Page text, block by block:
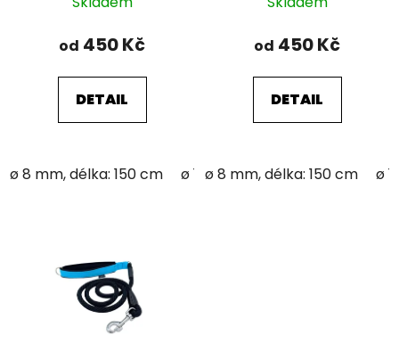
od 450 Kč
DETAIL
ø 8 mm, délka: 150 cm ø 12 mm; délka: 150 cm
od 450 Kč
DETAIL
ø 8 mm, délka: 150 cm ø